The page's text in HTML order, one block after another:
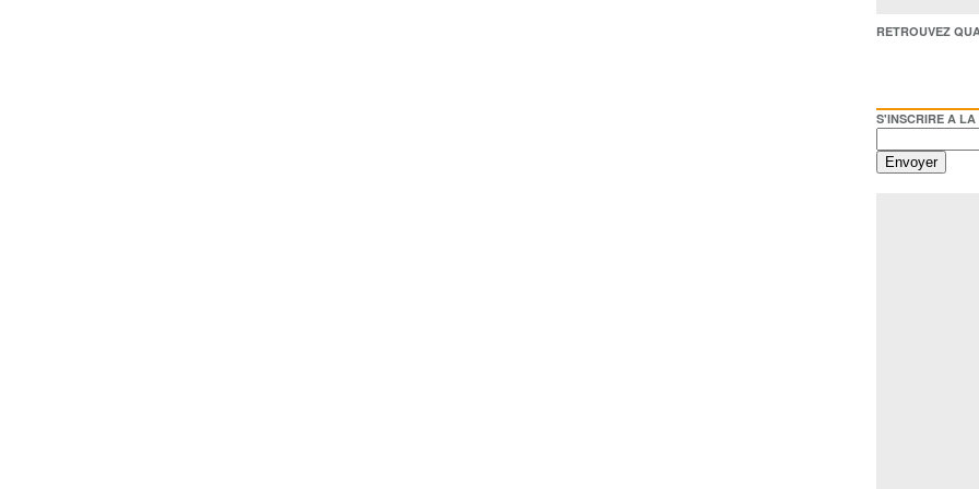
RETROUVEZ
S'INSCRIRE A LA